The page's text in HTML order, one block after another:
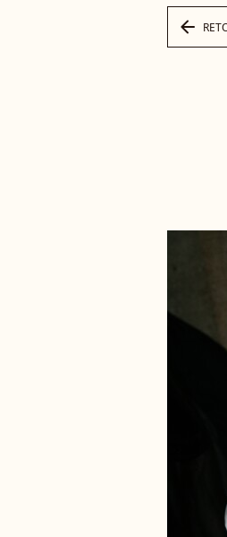
arrow_left